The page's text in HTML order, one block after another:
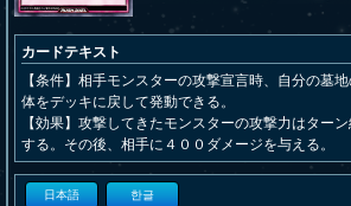
カードテキスト
【条件】相手モンスターの攻撃宣言時、自分の墓
体をデッキに戻して発動できる。
【効果】攻撃してきたモンスターの攻撃力はター
する。その後、相手に４００ダメージを与える。
日本語 한글